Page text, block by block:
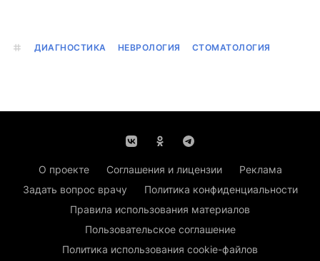
ДИАГНОСТИКА НЕВРОЛОГИЯ СТОМАТОЛОГИЯ
О проекте Соглашения и лицензии
Реклама
Задать вопрос врачу
Политика конфиденциальности
Правила использования материалов
Пользовательское соглашение
Политика использования cookie-файлов